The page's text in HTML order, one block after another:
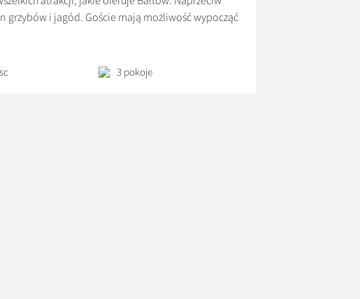
grzybów i jagód. Goście mają możliwość wypocząć
3 pokoje